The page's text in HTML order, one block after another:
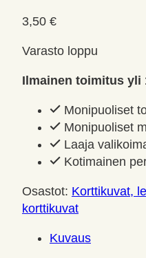
3,50 €
Varasto loppu
Ilmainen toimitus yli
Monipuoliset
Monipuoliset
Laaja
Kotimainen
Osastot: Korttikuvat,
korttikuvat
Kuvaus